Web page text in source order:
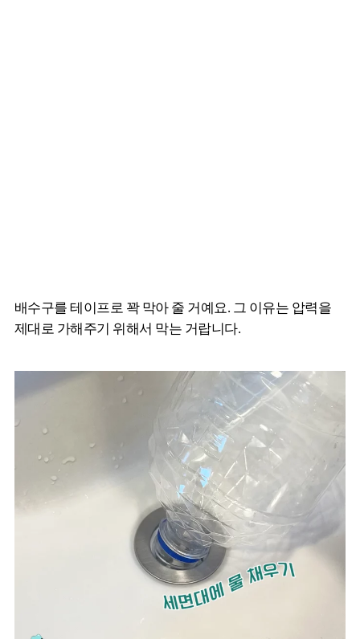
배수구를 테이프로 꽉 막아 줄 거예요. 그 이유는 압력을
제대로 가해주기 위해서 막는 거랍니다.